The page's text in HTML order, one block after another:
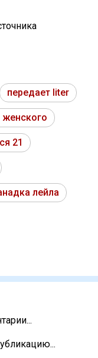
передает liter
женского
21
лейла